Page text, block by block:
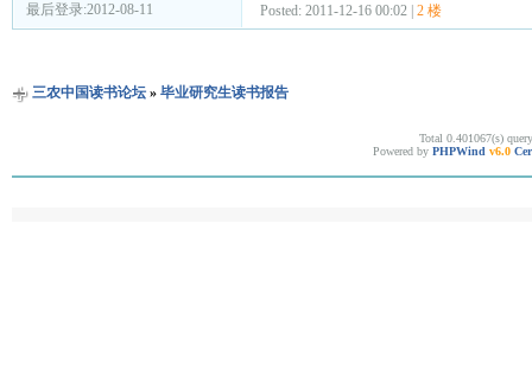
最后登录:2012-08-11
Posted: 2011-12-16 00:02 | 2 楼
三农中国读书论坛» 毕业研究生读书报告
Total 0.401067(s)
Powered by PHPWind v6.0